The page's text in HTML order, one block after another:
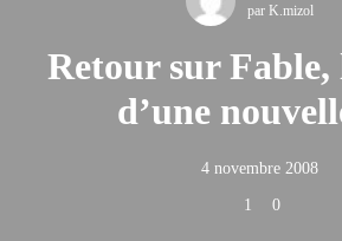
par K.mizol
Retour sur Fable,
d’une
4 novembre 2008
1 0